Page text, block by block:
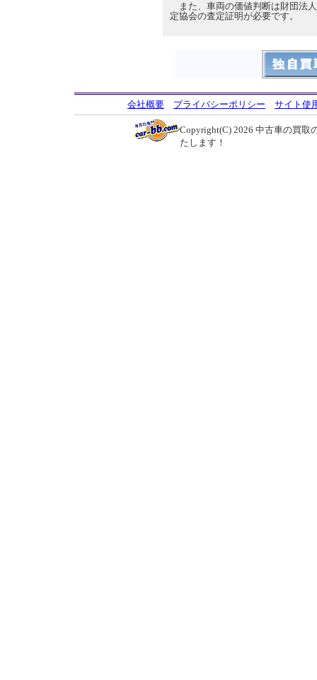
また、車両の価値判断は財団法
定協会の査定証明が必要です。
会社概要 プライバシーポリシー サイト使
Copyright(C) 2026 中古車の買取
たします！